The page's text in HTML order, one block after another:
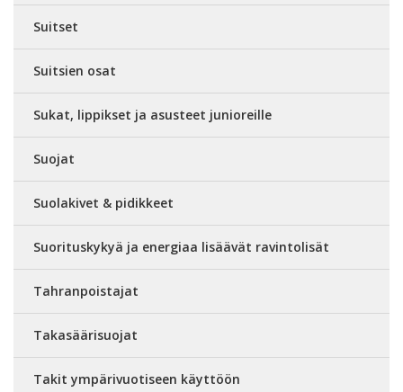
Suitset
Suitsien osat
Sukat, lippikset ja asusteet junioreille
Suojat
Suolakivet & pidikkeet
Suorituskykyä ja energiaa lisäävät ravintolisät
Tahranpoistajat
Takasäärisuojat
Takit ympärivuotiseen käyttöön